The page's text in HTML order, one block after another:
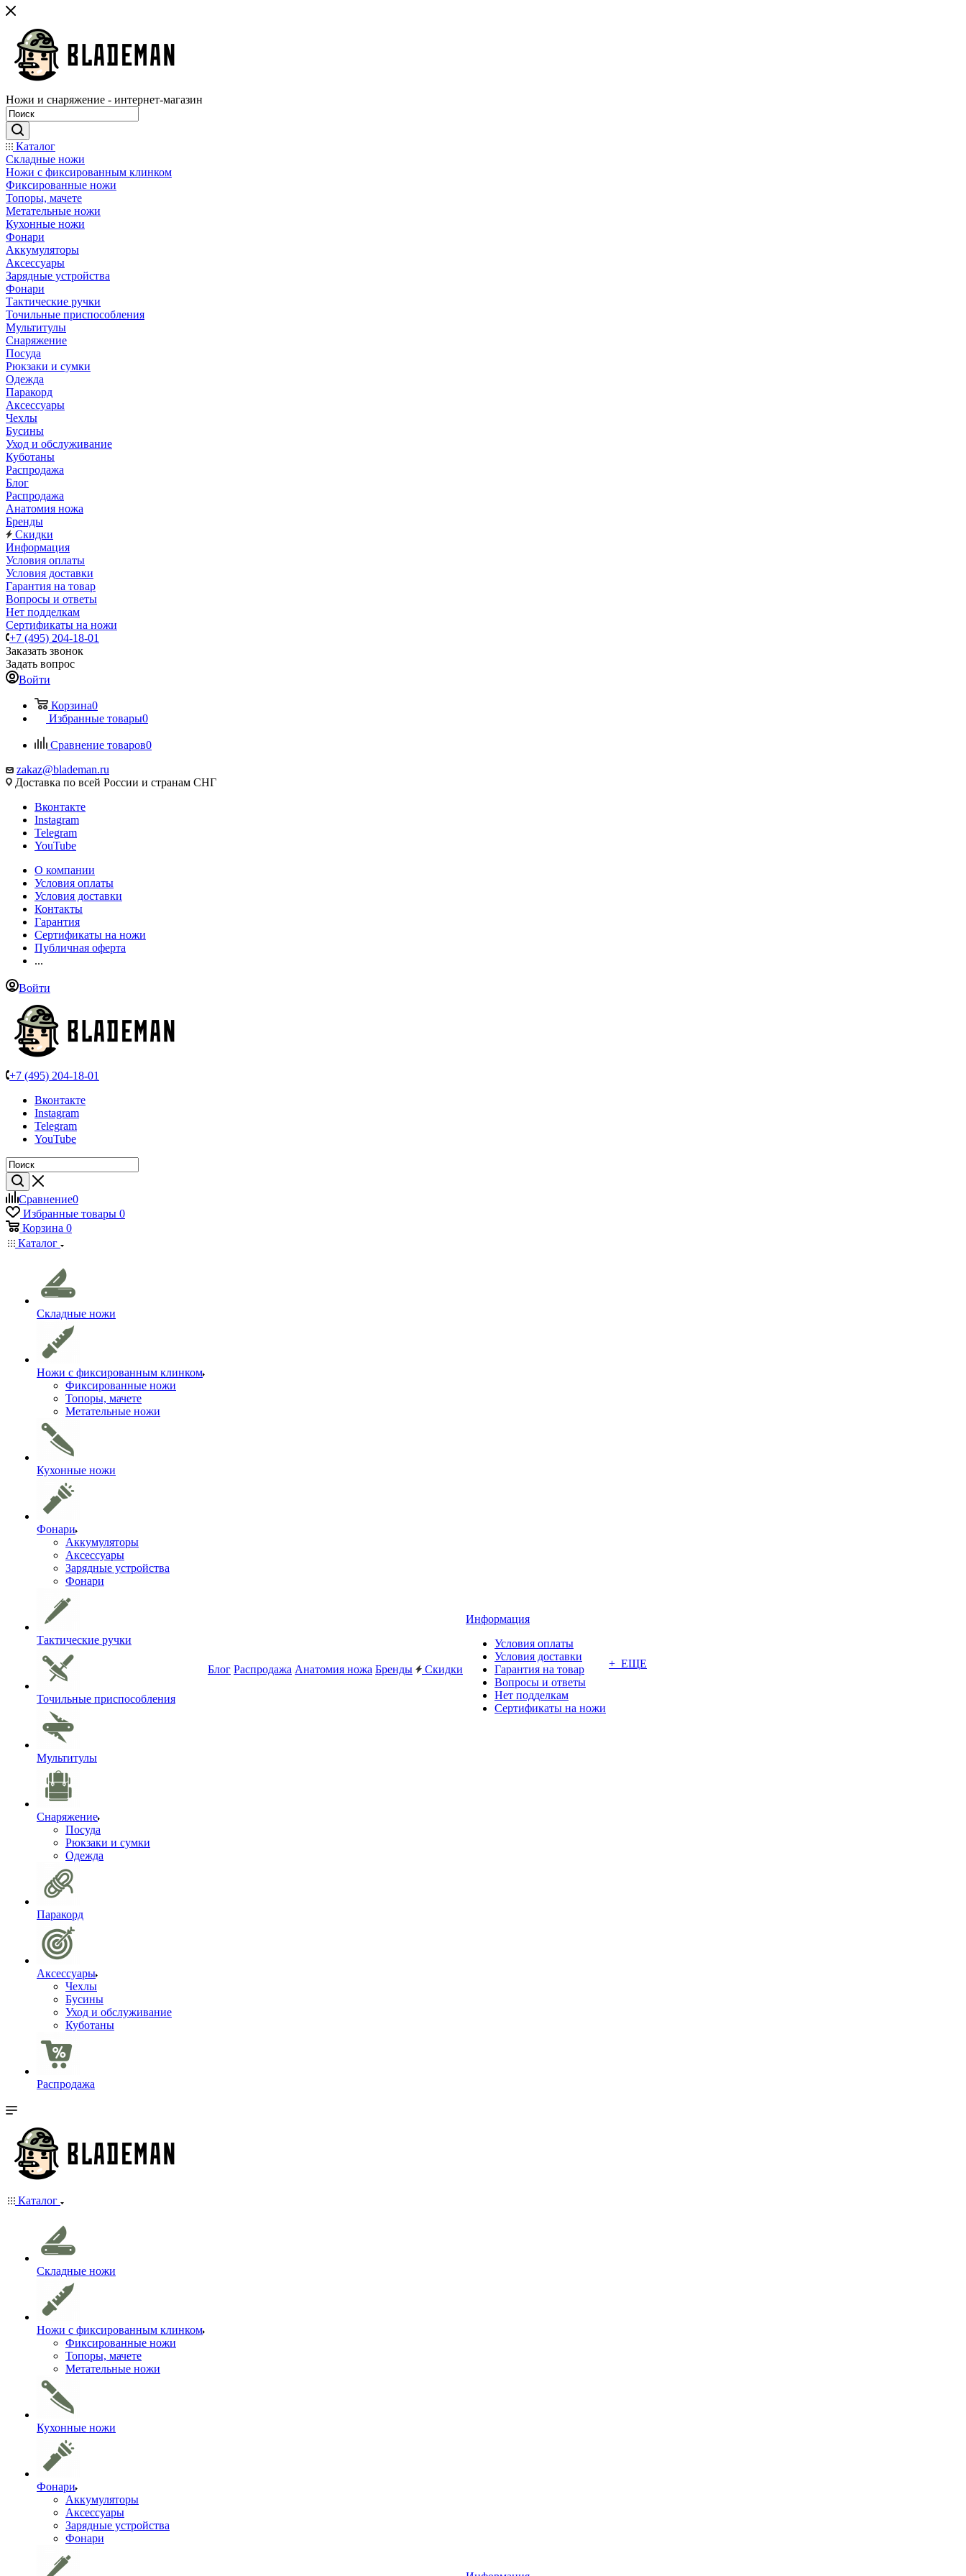
Ножи и снаряжение - интернет-магазин
Каталог
Складные ножи
Ножи с фиксированным клинком
Фиксированные ножи
Топоры, мачете
Метательные ножи
Кухонные ножи
Фонари
Аккумуляторы
Аксессуары
Зарядные устройства
Фонари
Тактические ручки
Точильные приспособления
Мультитулы
Снаряжение
Посуда
Рюкзаки и сумки
Одежда
Паракорд
Аксессуары
Чехлы
Бусины
Уход и обслуживание
Куботаны
Распродажа
Блог
Распродажа
Анатомия ножа
Бренды
Скидки
Информация
Условия оплаты
Условия доставки
Гарантия на товар
Вопросы и ответы
Нет подделкам
Сертификаты на ножи
+7 (495) 204-18-01
Заказать звонок
Задать вопрос
Войти
Корзина0
Избранные товары0
Сравнение товаров0
zakaz@blademan.ru
Доставка по всей России и странам СНГ
Вконтакте
Instagram
Telegram
YouTube
О компании
Условия оплаты
Условия доставки
Контакты
Гарантия
Сертификаты на ножи
Публичная оферта
...
Войти
+7 (495) 204-18-01
Вконтакте
Instagram
Telegram
YouTube
Сравнение0
Избранные товары 0
Корзина 0
Каталог
Складные ножи
Ножи с фиксированным клинком
Фиксированные ножи
Топоры, мачете
Метательные ножи
Кухонные ножи
Фонари
Аккумуляторы
Аксессуары
Зарядные устройства
Фонари
Тактические ручки
Точильные приспособления
Мультитулы
Снаряжение
Посуда
Рюкзаки и сумки
Одежда
Паракорд
Аксессуары
Чехлы
Бусины
Уход и обслуживание
Куботаны
Распродажа
Блог Распродажа Анатомия ножа Бренды Скидки
Информация
Условия оплаты
Условия доставки
Гарантия на товар
Вопросы и ответы
Нет подделкам
Сертификаты на ножи
+ ЕЩЕ
Каталог
Складные ножи
Ножи с фиксированным клинком
Фиксированные ножи
Топоры, мачете
Метательные ножи
Кухонные ножи
Фонари
Аккумуляторы
Аксессуары
Зарядные устройства
Фонари